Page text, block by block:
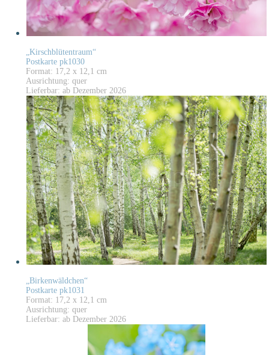
„Kirschblütentraum“
Postkarte pk1030
Format: 17,2 x 12,1 cm
Ausrichtung: quer
Lieferbar: ab Dezember 2026
„Birkenwäldchen“
Postkarte pk1031
Format: 17,2 x 12,1 cm
Ausrichtung: quer
Lieferbar: ab Dezember 2026